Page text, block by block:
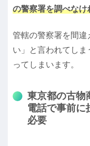
の警察署を調べなけ
管轄の警察署を間違
い」と言われてし
ってしまいます。
東京都の古物
電話で事前に
必要